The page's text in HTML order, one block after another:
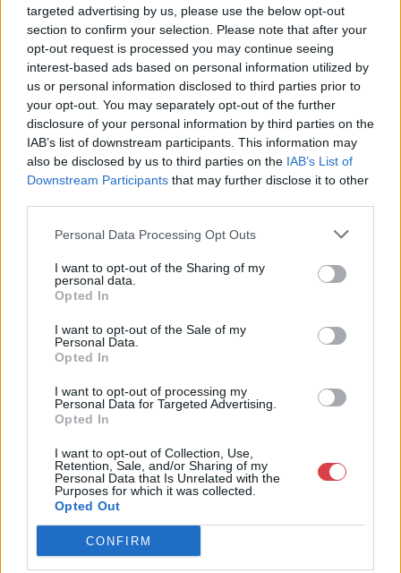
targeted advertising by us, please use the below opt-out
section to confirm your selection. Please note that after your
opt-out request is processed you may continue seeing
interest-based ads based on personal information utilized by
us or personal information disclosed to third parties prior to
your opt-out. You may separately opt-out of the further
disclosure of your personal information by third parties on the
IAB’s list of downstream participants. This information may
also be disclosed by us to third parties on the IAB’s List of
Downstream Participants that may further disclose it to other
Personal Data Processing Opt Outs
I want to opt-out of the Sharing of my
personal data.
Opted In
I want to opt-out of the Sale of my
Personal Data.
Opted In
I want to opt-out of processing my
Personal Data for Targeted Advertising.
Opted In
I want to opt-out of Collection, Use,
Retention, Sale, and/or Sharing of my
Personal Data that Is Unrelated with the
Purposes for which it was collected.
Opted Out
CONFIRM
Eladó adatai
Eladó: BÁV ART Aukciósház és
Galéria
Cím: BÁV ZRt.
1027 Budapest, Csalogány u.
23-33.
Telefon: (06 1) 331 0513
jogfolytonosan működő magyar vállalkozásaként a BÁV ZRt.
megbízhatóságával hagyományosan a magyar
műkereskedelem meghatározó szereplője. A 2007-ben
műkereskedelem egyik legfontosabb színterévé, kereskedelmi
és árverési központtá vált. . Hazánk legnagyobb
műkereskedelmi üzlethálózatával rendelkező BÁV ZRt.
eladni, vagy venni kívánók rendelkezésére.